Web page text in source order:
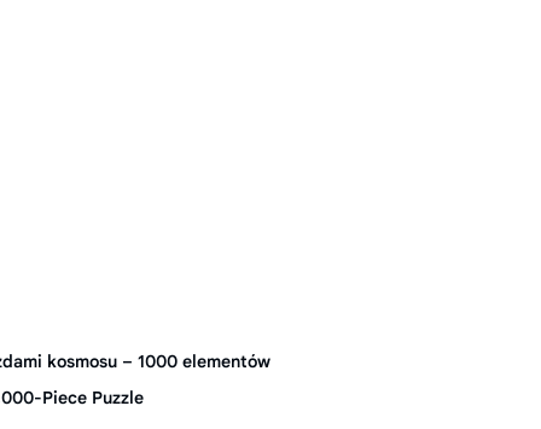
kosmosu – 1000 elementów
Piece Puzzle